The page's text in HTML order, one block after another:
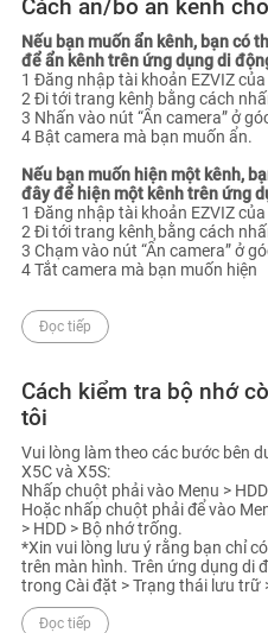
Cách ẩn/bỏ ẩn kênh
Nếu bạn muốn ẩn kênh, bạn có
để ẩn kênh trên ứng dụng di
1 Đăng nhập tài khoản EZVIZ
2 Đi tới trang kênh bằng cách
3 Nhấn vào nút “Ẩn camera” ở
4 Bật camera mà bạn muốn ẩn.
Nếu bạn muốn hiện một kênh,
đây để hiện một kênh trên ứng
1 Đăng nhập tài khoản EZVIZ
2 Đi tới trang kênh bằng cách
3 Chạm vào nút “Ẩn camera” ở
4 Tắt camera mà bạn muốn hiện
Đọc tiếp
Cách kiểm tra bộ nhớ
tôi
Vui lòng làm theo các bước bên
X5C và X5S:
Nhấp chuột phải vào Menu >
Hoặc nhấp chuột phải để vào
> HDD > Bộ nhớ trống.
*Xin vui lòng lưu ý rằng bạn chỉ
trên màn hình. Trên ứng dụng di
trong Cài đặt > Trạng thái lưu trữ
lượng của ổ cứng.
Đọc tiếp